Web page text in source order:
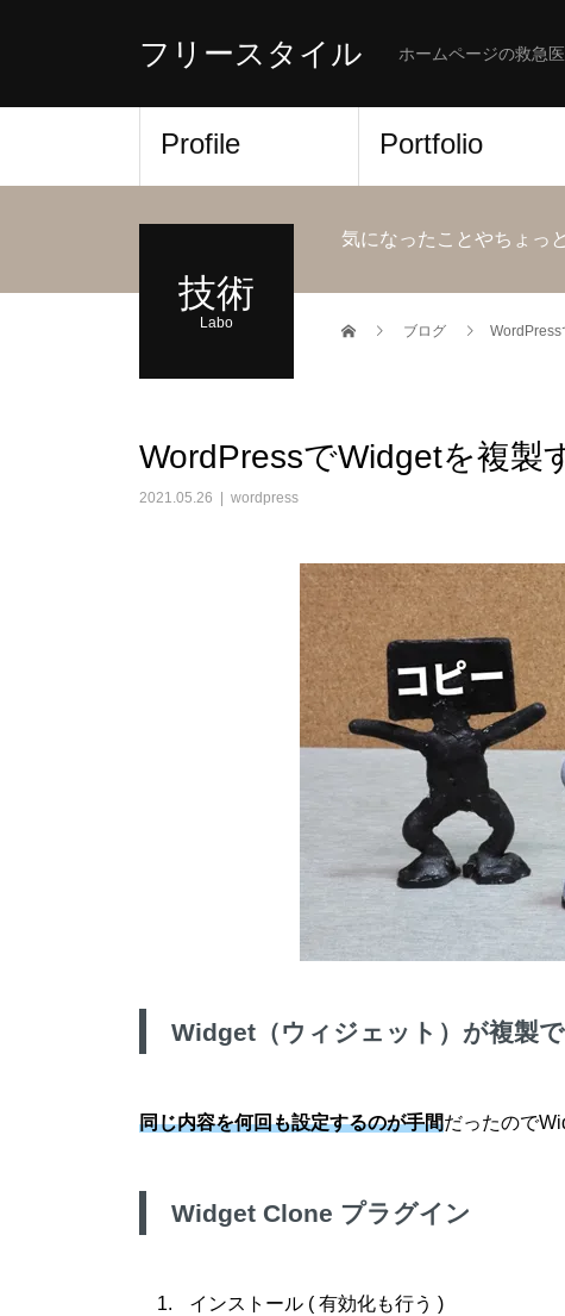
フリースタイル ホームページの救急
Profile Portfolio
技術
Labo
気になったことやちょっ
ブログ WordPress
WordPressでWidgetを複製
2021.05.26 wordpress
Widget（ウィジェット）が複製
同じ内容を何回も設定するのが手間だったので
Widget Clone プラグイン
インストール ( 有効化も行う )